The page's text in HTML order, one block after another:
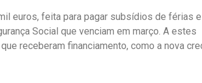
euros, feita para pagar subsídios de férias
Social que venciam em março. A estes
receberam financiamento, como a nova